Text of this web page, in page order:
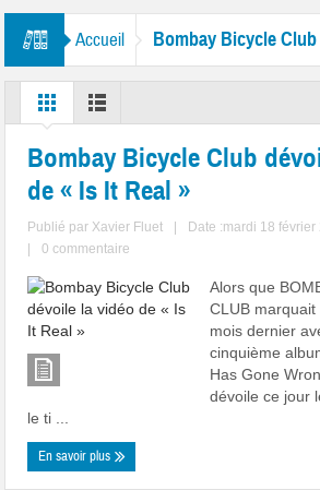
Accueil Bombay Bicycle Club
Bombay Bicycle Club
de « Is It Real »
Publié par Xavier Fluet
Date :mardi 18 février
0 commentaire
Alors que
CLUB
mois dernier
cinquième
Has Gone
dévoile ce jour
le ti ...
En savoir plus